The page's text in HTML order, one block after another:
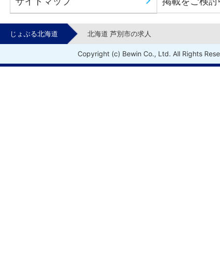
じょぶる北海道 北海道 芦別市の求人
Copyright (c) Bewin Co., Ltd. All Rights